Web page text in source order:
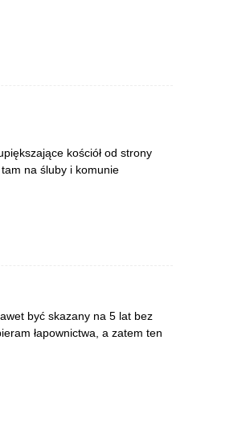
kościół od strony
na śluby i komunie
być skazany na 5 lat bez
łapownictwa, a zatem ten